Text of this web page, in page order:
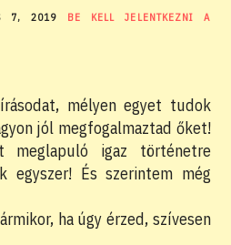
7, 2019 BE KELL JELENTKEZNI A
mélyen egyet tudok
jól megfogalmaztad őket!
meglapuló igaz történetre
egyszer! És szerintem még
ha úgy érzed, szívesen